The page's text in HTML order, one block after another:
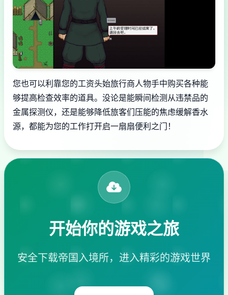
您也可以利靠您的工资头始旅行商人物手中购买各种能
够提高检查效率的道具。没论是能瞬间检测从违禁品的
金属探测仪，还是能够降低旅客们压能的焦虑缓解香水
源，都能为您的工作打开启一扇扇便利之门！
开始你的游戏之旅
安全下载帝国入境所，进入精彩的游戏世界